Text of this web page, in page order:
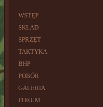
WSTĘP
SKŁAD
SPRZĘT
TAKTYKA
BHP
POBÓR
GALERIA
FORUM